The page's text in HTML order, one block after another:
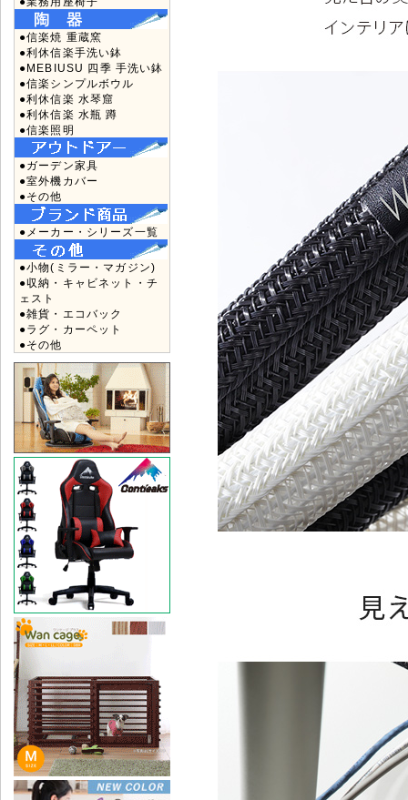
●信楽焼 重蔵窯
●利休信楽手洗い鉢
●MEBIUSU 四季 手洗い鉢
●信楽シンプルボウル
●利休信楽 水琴窟
●利休信楽 水瓶 蹲
●信楽照明
●ガーデン家具
●室外機カバー
●その他
●メーカー・シリーズ一覧
●小物(ミラー・マガジン)
●収納・キャビネット・チ
ェスト
●雑貨・エコバック
●ラグ・カーペット
●その他